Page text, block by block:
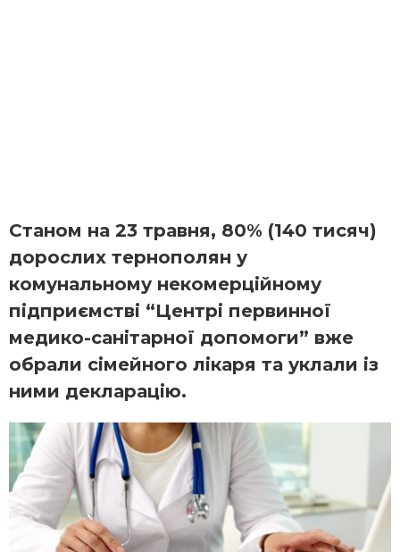
Станом на 23 травня, 80% (140 тисяч)
дорослих тернополян у
комунальному некомерційному
підприємстві “Центрі первинної
медико-санітарної допомоги” вже
обрали сімейного лікаря та уклали із
ними декларацію.